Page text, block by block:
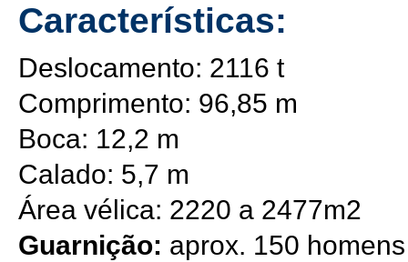
Características:
Deslocamento: 2116 t
Comprimento: 96,85 m
Boca: 12,2 m
Calado: 5,7 m
Área vélica: 2220 a 2477m2
Guarnição: aprox. 150 homens